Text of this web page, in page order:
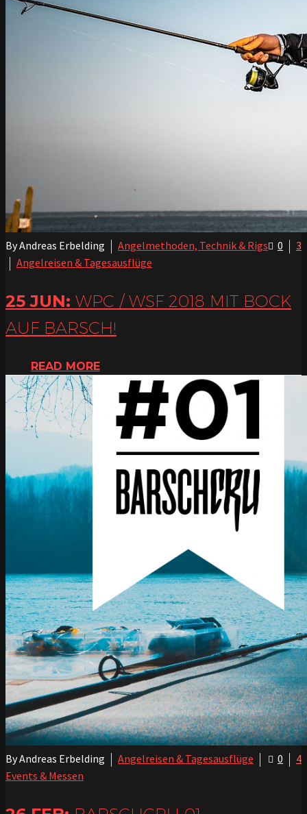
0 3
By Andreas Erbelding
Angelmethoden, Technik & Rigs
Angelreisen & Tagesausflüge
25 JUN: WPC / WSF 2018 MIT BOCK
AUF BARSCH!
READ MORE
0 4
By Andreas Erbelding
Angelreisen & Tagesausflüge
Events & Messen